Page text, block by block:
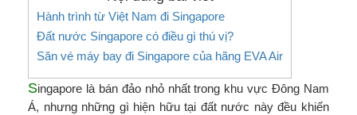
Hành trình từ Việt Nam đi Singapore
Đất nước Singapore có điều gì thú vị?
Săn vé máy bay đi Singapore của hãng EVA Air
Singapore là bán đảo nhỏ nhất trong khu vực Đông Nam
Á, nhưng những gì hiện hữu tại đất nước này đều khiến